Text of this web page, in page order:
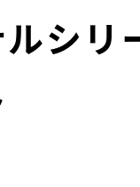
ルシ